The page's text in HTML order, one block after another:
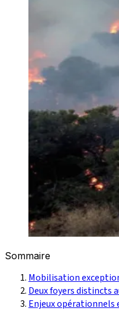
Sommaire
Mobilisation
Deux foyers distincts
Enjeux